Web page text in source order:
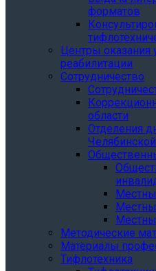
форматов
Центры оказания
реабилитации
Сотрудничество
области
Отделения
Методические
Материалы
Тифлотехника